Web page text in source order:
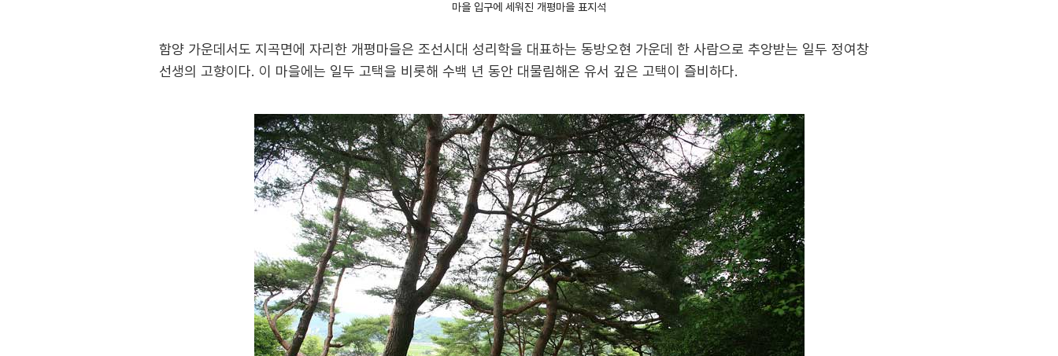
마을 입구에 세워진 개평마을 표지석
함양 가운데서도 지곡면에 자리한 개평마을은 조선시대 성리학을 대표하는 동방오현 가운데 한 사람으로 추앙받는 일두 정여창
선생의 고향이다. 이 마을에는 일두 고택을 비롯해 수백 년 동안 대물림해온 유서 깊은 고택이 즐비하다.